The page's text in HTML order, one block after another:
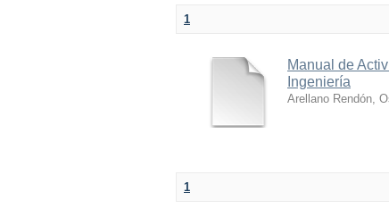
1
Manual de
Ingeniería
Arellano Rendón,
1